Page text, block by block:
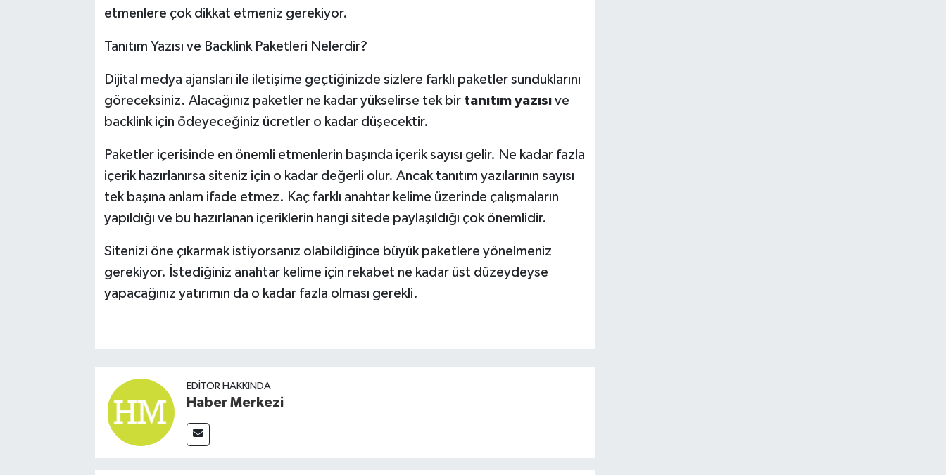
etmenlere çok dikkat etmeniz gerekiyor.
Tanıtım Yazısı ve Backlink Paketleri Nelerdir?
Dijital medya ajansları ile iletişime geçtiğinizde sizlere farklı paketler sunduklarını
göreceksiniz. Alacağınız paketler ne kadar yükselirse tek bir tanıtım yazısı ve
backlink için ödeyeceğiniz ücretler o kadar düşecektir.
Paketler içerisinde en önemli etmenlerin başında içerik sayısı gelir. Ne kadar fazla
içerik hazırlanırsa siteniz için o kadar değerli olur. Ancak tanıtım yazılarının sayısı
tek başına anlam ifade etmez. Kaç farklı anahtar kelime üzerinde çalışmaların
yapıldığı ve bu hazırlanan içeriklerin hangi sitede paylaşıldığı çok önemlidir.
Sitenizi öne çıkarmak istiyorsanız olabildiğince büyük paketlere yönelmeniz
gerekiyor. İstediğiniz anahtar kelime için rekabet ne kadar üst düzeydeyse
yapacağınız yatırımın da o kadar fazla olması gerekli.
EDITÖR HAKKINDA
Haber Merkezi